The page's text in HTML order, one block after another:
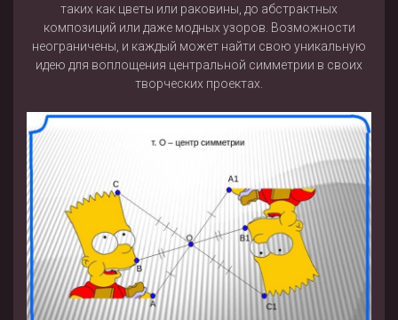
таких как цветы или раковины, до абстрактных
композиций или даже модных узоров. Возможности
неограничены, и каждый может найти свою уникальную
идею для воплощения центральной симметрии в своих
творческих проектах.